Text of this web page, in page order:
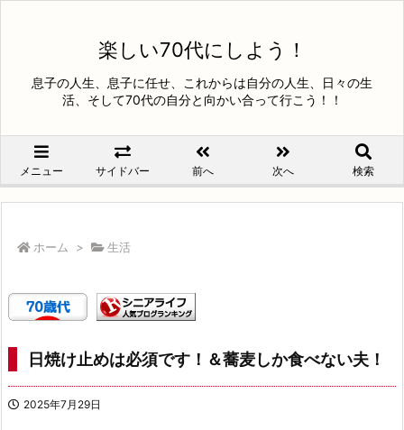
楽しい70代にしよう！
息子の人生、息子に任せ、これからは自分の人生、日々の生
活、そして70代の自分と向かい合って行こう！！
メニュー サイドバー 前へ 次へ 検索
ホーム > 生活
日焼け止めは必須です！＆蕎麦しか食べない夫！
2025年7月29日